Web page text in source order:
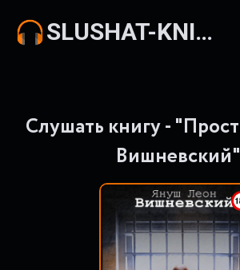
SLUSHAT-KNIGI.COM
Слушать книгу -
Вишневский"